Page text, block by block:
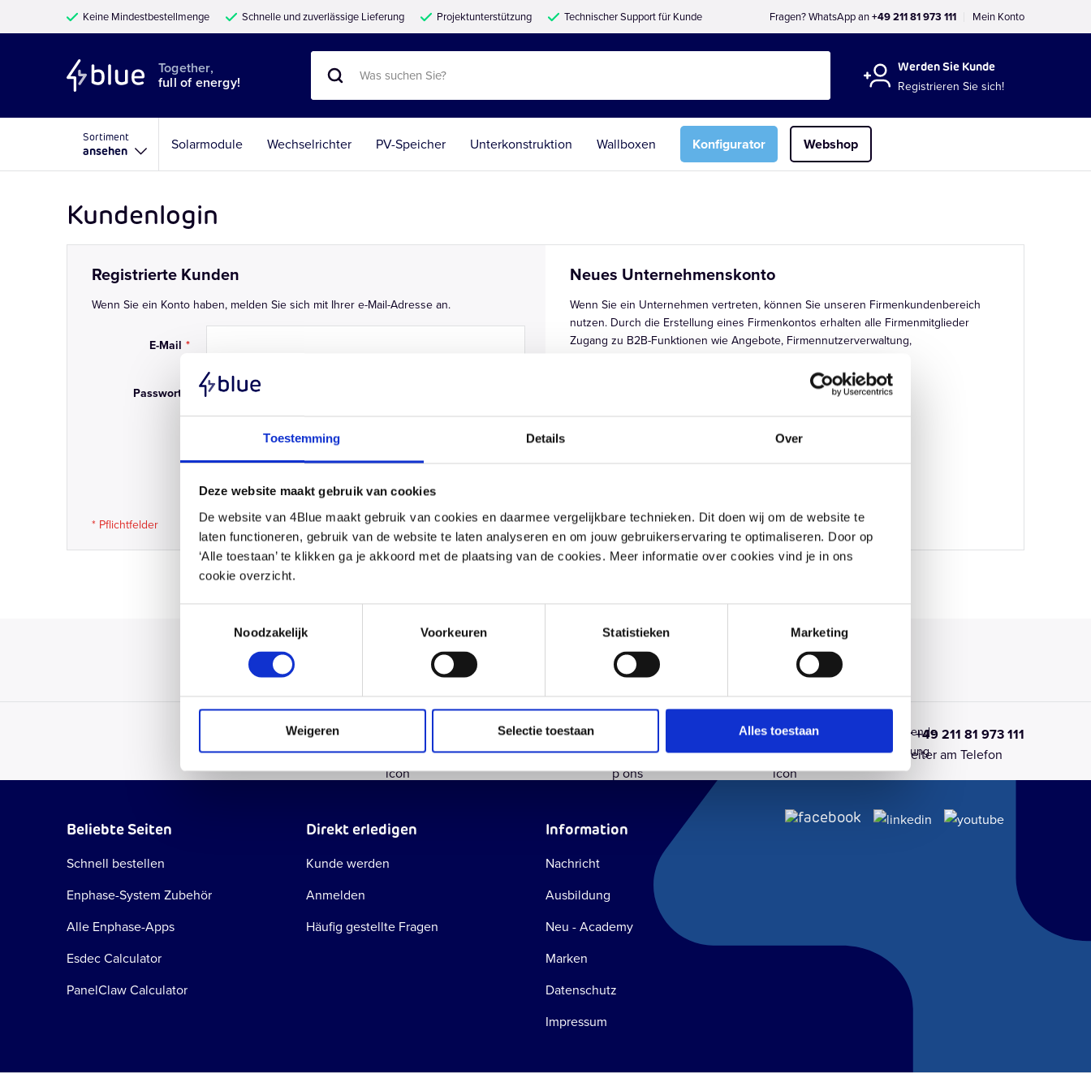
Toestemming Details Over
Deze website maakt gebruik van cookies
De website van 4Blue maakt gebruik van cookies en daarmee vergelijkbare technieken. Dit doen wij om de website te
laten functioneren, gebruik van de website te laten analyseren en om jouw gebruikerservaring te optimaliseren. Door op
‘Alle toestaan’ te klikken ga je akkoord met de plaatsing van de cookies. Meer informatie over cookies vind je in ons
cookie overzicht.
Noodzakelijk
Voorkeuren Statistieken Marketing
Weigeren Selectie toestaan Alles toestaan
Keine Mindestbestellmenge Schnelle und zuverlässige Lieferung Projektunterstützung Technischer Support für Kunde Fragen? WhatsApp an+49 211 81 973 111 Mein Konto
Together,
full of energy!
Werden Sie Kunde
Registrieren Sie sich!
Sortiment
ansehen Solarmodule Wechselrichter PV-Speicher Unterkonstruktion Wallboxen Konfigurator Webshop
Kundenlogin
Registrierte Kunden
Wenn Sie ein Konto haben, melden Sie sich mit Ihrer e-Mail-Adresse an.
E-Mail
Passwort
Passwort anzeigen
Passwort vergessen?
Neues Unternehmenskonto
Wenn Sie ein Unternehmen vertreten, können Sie unseren Firmenkundenbereich
nutzen. Durch die Erstellung eines Firmenkontos erhalten alle Firmenmitglieder
Zugang zu B2B-Funktionen wie Angebote, Firmennutzerverwaltung,
Hast du eine Frage? Nimm Kontakt mit uns auf!
Wir sind von Montag bis Freitag zwischen 08:30 und 17:00 Uhr erreichbar.
Schreib eine E-Mail
Antwort innerhalb einer Stunde
WhatsApp uns
Schnell und einfach
Ruf uns an unter +49 211 81 973 111
Sofort ein Mitarbeiter am Telefon
Konfigurator
Persönlicher
Kontakt
Bestellkomfort
Schnellstwachsende
Solargroßhandlung
Beliebte Seiten
Schnell bestellen
Enphase-System Zubehör
Alle Enphase-Apps
Esdec Calculator
PanelClaw Calculator
Direkt erledigen
Kunde werden
Anmelden
Häufig gestellte Fragen
Information
Nachricht
Ausbildung
Neu - Academy
Marken
Datenschutz
Impressum